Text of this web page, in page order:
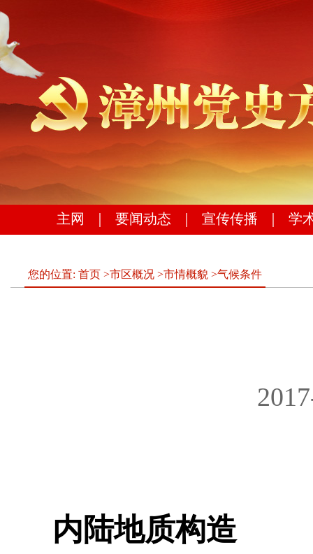
主网 要闻动态 宣传传播 学
您的位置: 首页 >市区概况 >市情概貌 >气候条件
内陆地质构造